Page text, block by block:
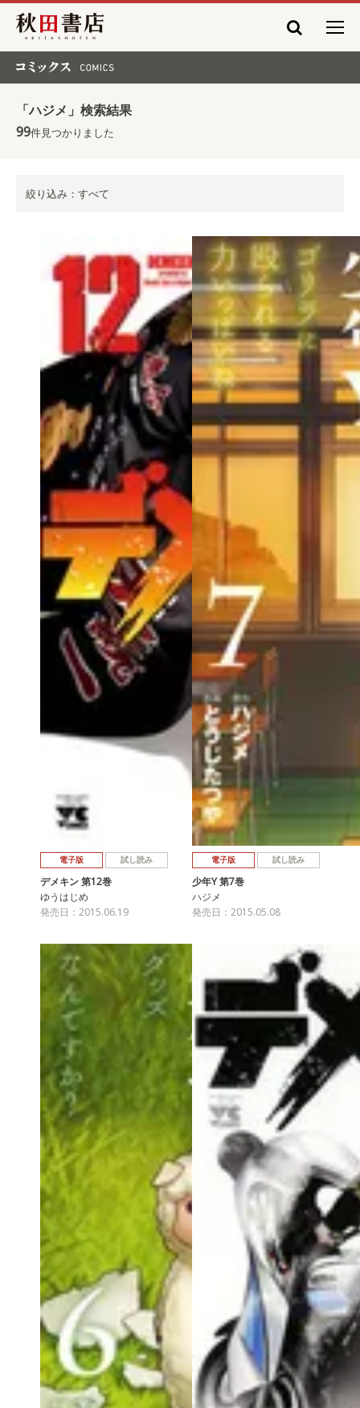
秋田書店
「ハジメ」検索結果
99件見つかりました
絞り込み：すべて
電子版 試し読み
デメキン 第12巻
ゆうはじめ
発売日：2015.06.19
電子版 試し読み
少年Y 第7巻
ハジメ
発売日：2015.05.08